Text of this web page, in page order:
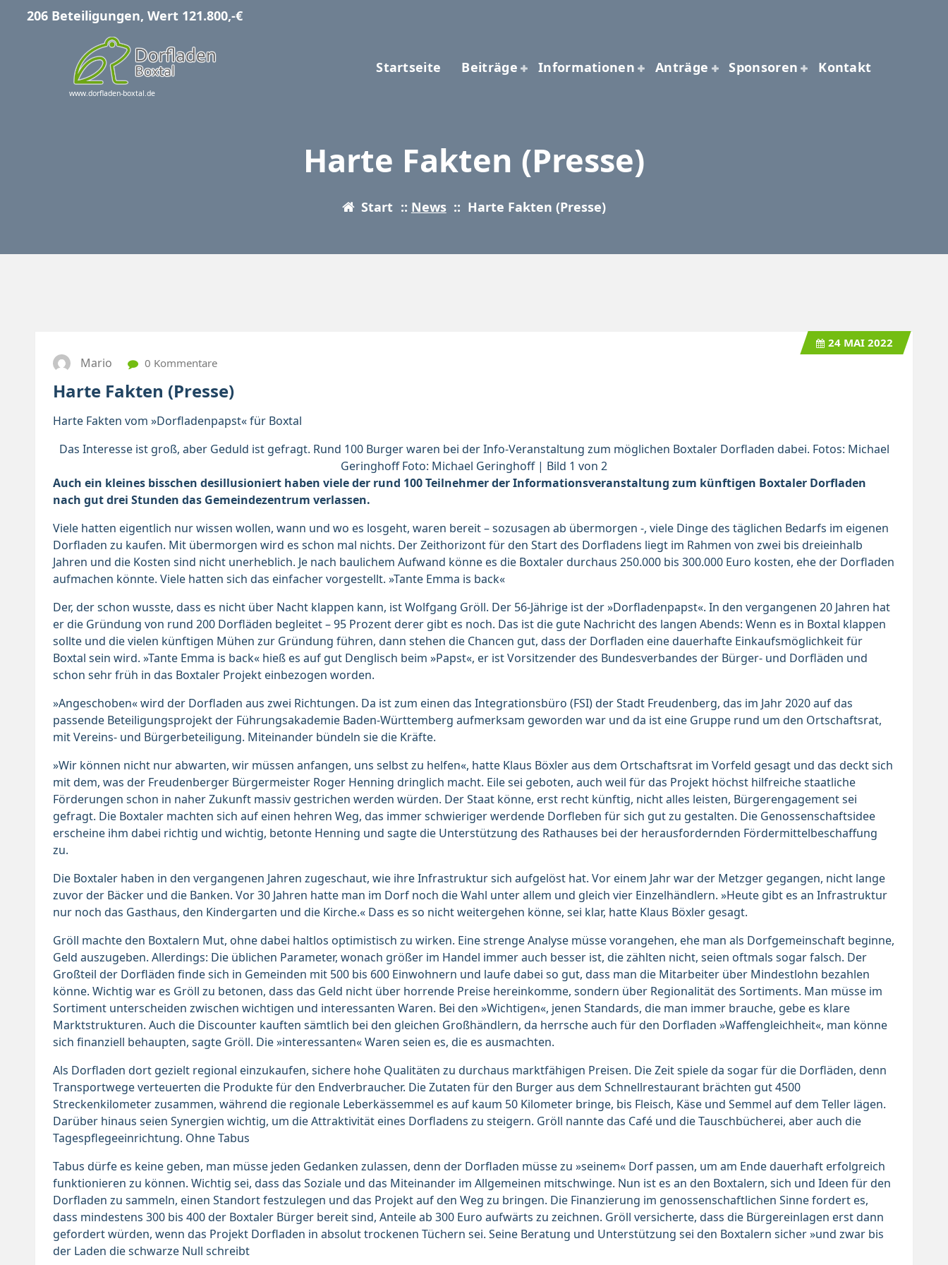
Inhalt
206 Beteiligungen, Wert 121.800,-€
www.dorfladen-boxtal.de
Startseite Beiträge Informationen Anträge Sponsoren Kontakt
Harte Fakten (Presse)
Start :: News:: Harte Fakten (Presse)
24 MAI 2022
Mario 0 Kommentare
Harte Fakten (Presse)
Harte Fakten vom »Dorfladenpapst« für Boxtal
Das Interesse ist groß, aber Geduld ist gefragt. Rund 100 Burger waren bei der Info-Veranstaltung zum möglichen Boxtaler Dorfladen dabei. Fotos: Michael
Geringhoff Foto: Michael Geringhoff | Bild 1 von 2
Auch ein klei­nes bis­schen de­s­il­lu­sio­niert ha­ben vie­le der rund 100 Teil­neh­mer der In­for­ma­ti­ons­ver­an­stal­tung zum künf­ti­gen Box­ta­ler Dor­f­la­den
nach gut drei Stun­den das Ge­mein­de­zen­trum ver­las­sen.
Viele hatten eigentlich nur wissen wollen, wann und wo es losgeht, waren bereit – sozusagen ab übermorgen -, viele Dinge des täglichen Bedarfs im eigenen
Dorfladen zu kaufen. Mit übermorgen wird es schon mal nichts. Der Zeithorizont für den Start des Dorfladens liegt im Rahmen von zwei bis dreieinhalb
Jahren und die Kosten sind nicht unerheblich. Je nach baulichem Aufwand könne es die Boxtaler durchaus 250.000 bis 300.000 Euro kosten, ehe der Dorfladen
aufmachen könnte. Viele hatten sich das einfacher vorgestellt. »Tante Emma is back«
Der, der schon wusste, dass es nicht über Nacht klappen kann, ist Wolfgang Gröll. Der 56-Jährige ist der »Dorfladenpapst«. In den vergangenen 20 Jahren hat
er die Gründung von rund 200 Dorfläden begleitet – 95 Prozent derer gibt es noch. Das ist die gute Nachricht des langen Abends: Wenn es in Boxtal klappen
sollte und die vielen künftigen Mühen zur Gründung führen, dann stehen die Chancen gut, dass der Dorfladen eine dauerhafte Einkaufsmöglichkeit für
Boxtal sein wird. »Tante Emma is back« hieß es auf gut Denglisch beim »Papst«, er ist Vorsitzender des Bundesverbandes der Bürger- und Dorfläden und
schon sehr früh in das Boxtaler Projekt einbezogen worden.
»Angeschoben« wird der Dorfladen aus zwei Richtungen. Da ist zum einen das Integrationsbüro (FSI) der Stadt Freudenberg, das im Jahr 2020 auf das
passende Beteiligungsprojekt der Führungsakademie Baden-Württemberg aufmerksam geworden war und da ist eine Gruppe rund um den Ortschaftsrat,
mit Vereins- und Bürgerbeteiligung. Miteinander bündeln sie die Kräfte.
»Wir können nicht nur abwarten, wir müssen anfangen, uns selbst zu helfen«, hatte Klaus Böxler aus dem Ortschaftsrat im Vorfeld gesagt und das deckt sich
mit dem, was der Freudenberger Bürgermeister Roger Henning dringlich macht. Eile sei geboten, auch weil für das Projekt höchst hilfreiche staatliche
Förderungen schon in naher Zukunft massiv gestrichen werden würden. Der Staat könne, erst recht künftig, nicht alles leisten, Bürgerengagement sei
gefragt. Die Boxtaler machten sich auf einen hehren Weg, das immer schwieriger werdende Dorfleben für sich gut zu gestalten. Die Genossenschaftsidee
erscheine ihm dabei richtig und wichtig, betonte Henning und sagte die Unterstützung des Rathauses bei der herausfordernden Fördermittelbeschaffung
zu.
Die Boxtaler haben in den vergangenen Jahren zugeschaut, wie ihre Infrastruktur sich aufgelöst hat. Vor einem Jahr war der Metzger gegangen, nicht lange
zuvor der Bäcker und die Banken. Vor 30 Jahren hatte man im Dorf noch die Wahl unter allem und gleich vier Einzelhändlern. »Heute gibt es an Infrastruktur
nur noch das Gasthaus, den Kindergarten und die Kirche.« Dass es so nicht weitergehen könne, sei klar, hatte Klaus Böxler gesagt.
Gröll machte den Boxtalern Mut, ohne dabei haltlos optimistisch zu wirken. Eine strenge Analyse müsse vorangehen, ehe man als Dorfgemeinschaft beginne,
Geld auszugeben. Allerdings: Die üblichen Parameter, wonach größer im Handel immer auch besser ist, die zählten nicht, seien oftmals sogar falsch. Der
Großteil der Dorfläden finde sich in Gemeinden mit 500 bis 600 Einwohnern und laufe dabei so gut, dass man die Mitarbeiter über Mindestlohn bezahlen
könne. Wichtig war es Gröll zu betonen, dass das Geld nicht über horrende Preise hereinkomme, sondern über Regionalität des Sortiments. Man müsse im
Sortiment unterscheiden zwischen wichtigen und interessanten Waren. Bei den »Wichtigen«, jenen Standards, die man immer brauche, gebe es klare
Marktstrukturen. Auch die Discounter kauften sämtlich bei den gleichen Großhändlern, da herrsche auch für den Dorfladen »Waffengleichheit«, man könne
sich finanziell behaupten, sagte Gröll. Die »interessanten« Waren seien es, die es ausmachten.
Als Dorfladen dort gezielt regional einzukaufen, sichere hohe Qualitäten zu durchaus marktfähigen Preisen. Die Zeit spiele da sogar für die Dorfläden, denn
Transportwege verteuerten die Produkte für den Endverbraucher. Die Zutaten für den Burger aus dem Schnellrestaurant brächten gut 4500
Streckenkilometer zusammen, während die regionale Leberkässemmel es auf kaum 50 Kilometer bringe, bis Fleisch, Käse und Semmel auf dem Teller lägen.
Darüber hinaus seien Synergien wichtig, um die Attraktivität eines Dorfladens zu steigern. Gröll nannte das Café und die Tauschbücherei, aber auch die
Tagespflegeeinrichtung. Ohne Tabus
Tabus dürfe es keine geben, man müsse jeden Gedanken zulassen, denn der Dorfladen müsse zu »seinem« Dorf passen, um am Ende dauerhaft erfolgreich
funktionieren zu können. Wichtig sei, dass das Soziale und das Miteinander im Allgemeinen mitschwinge. Nun ist es an den Boxtalern, sich und Ideen für den
Dorfladen zu sammeln, einen Standort festzulegen und das Projekt auf den Weg zu bringen. Die Finanzierung im genossenschaftlichen Sinne fordert es,
dass mindestens 300 bis 400 der Boxtaler Bürger bereit sind, Anteile ab 300 Euro aufwärts zu zeichnen. Gröll versicherte, dass die Bürgereinlagen erst dann
gefordert würden, wenn das Projekt Dorfladen in absolut trockenen Tüchern sei. Seine Beratung und Unterstützung sei den Boxtalern sicher »und zwar bis
der Laden die schwarze Null schreibt